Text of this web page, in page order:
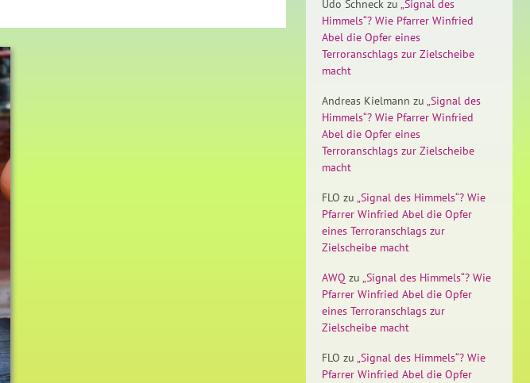
Udo Schneck zu „Signal des
Himmels“? Wie Pfarrer Winfried
Abel die Opfer eines
Terroranschlags zur Zielscheibe
macht
Andreas Kielmann zu „Signal des
Himmels“? Wie Pfarrer Winfried
Abel die Opfer eines
Terroranschlags zur Zielscheibe
macht
FLO zu „Signal des Himmels“? Wie
Pfarrer Winfried Abel die Opfer
eines Terroranschlags zur
Zielscheibe macht
AWQ zu „Signal des Himmels“? Wie
Pfarrer Winfried Abel die Opfer
eines Terroranschlags zur
Zielscheibe macht
FLO zu „Signal des Himmels“? Wie
Pfarrer Winfried Abel die Opfer